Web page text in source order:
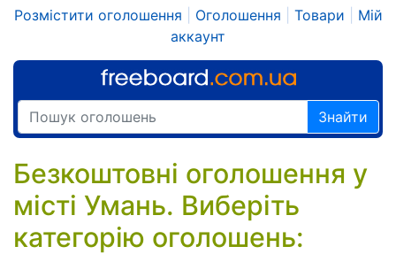
Розмістити оголошення Оголошення Товари
Мій
аккаунт
Знайти
Безкоштовні оголошення у
місті Умань. Виберіть
категорію оголошень: